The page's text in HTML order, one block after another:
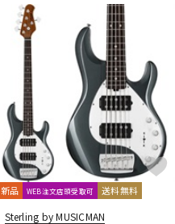
新品 WEB注文店頭受取可 送料無料
Sterling by MUSICMAN